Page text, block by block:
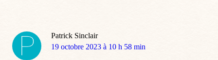
Patrick Sinclair
dit
19 octobre 2023 à 10 h 58 min